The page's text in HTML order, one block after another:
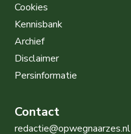
Cookies
Kennisbank
Archief
Disclaimer
Persinformatie
Contact
redactie@opwegnaarzes.nl